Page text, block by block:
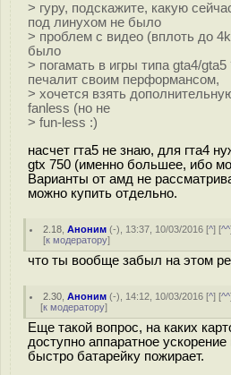
> гуру, подскажите, какую
под линухом не было
> проблем с видео (вплоть до
было
> погамать в игры типа gta4/
печалит своим перформансом,
> хочется взять
fanless (но не
> fun-less :)
насчет гта5 не знаю, для гта4
gtx 750 (именно большее, ибо
Варианты от амд не
можно купить отдельно.
2.18 ,Аноним (-), 13:37, 10/03/2016 [^] [^^
[к модератору]
что ты вообще забыл на этом
2.30 ,Аноним (-), 14:12, 10/03/2016 [^] [^^
[к модератору]
Еще такой вопрос, на каких
доступно аппаратное
быстро батарейку пожирает.